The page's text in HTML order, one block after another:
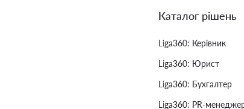
Каталог рішень
Liga360: Керівник
Liga360: Юрист
Liga360: Бухгалтер
Liga360: PR-